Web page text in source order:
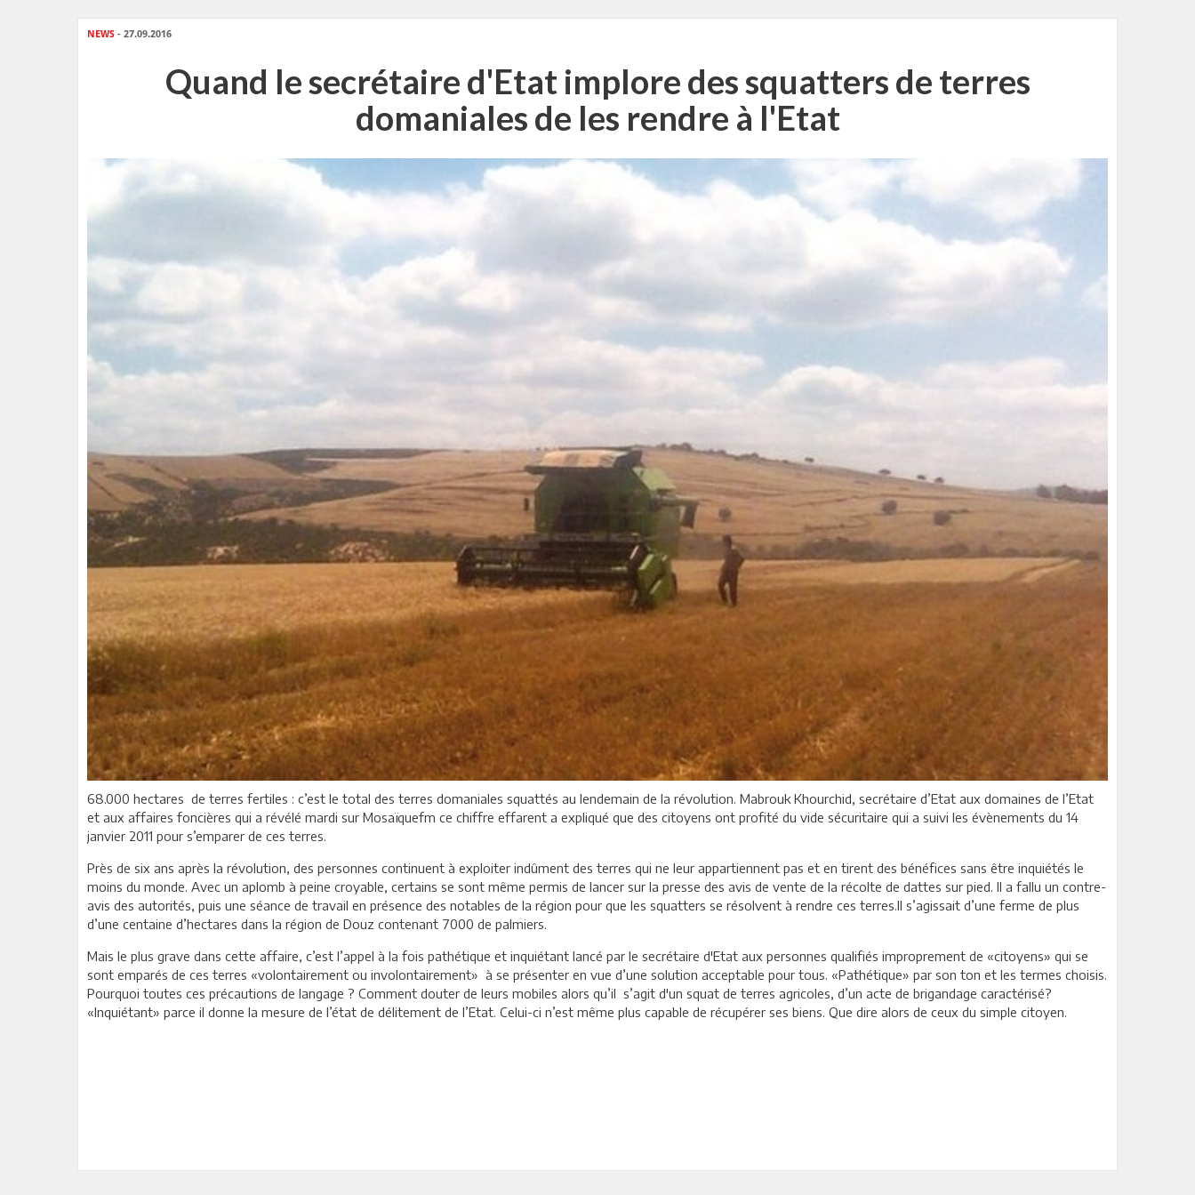
NEWS - 27.09.2016
Quand le secrétaire d'Etat implore des squatters de terres
domaniales de les rendre à l'Etat
68.000 hectares de terres fertiles : c’est le total des terres domaniales squattés au lendemain de la révolution. Mabrouk Khourchid, secrétaire d’Etat aux domaines de l’Etat
et aux affaires foncières qui a révélé mardi sur Mosaïquefm ce chiffre effarent a expliqué que des citoyens ont profité du vide sécuritaire qui a suivi les évènements du 14
janvier 2011 pour s’emparer de ces terres.
Près de six ans après la révolution, des personnes continuent à exploiter indûment des terres qui ne leur appartiennent pas et en tirent des bénéfices sans être inquiétés le
moins du monde. Avec un aplomb à peine croyable, certains se sont même permis de lancer sur la presse des avis de vente de la récolte de dattes sur pied. Il a fallu un contre-
avis des autorités, puis une séance de travail en présence des notables de la région pour que les squatters se résolvent à rendre ces terres.Il s’agissait d’une ferme de plus
d’une centaine d’hectares dans la région de Douz contenant 7000 de palmiers.
Mais le plus grave dans cette affaire, c’est l’appel à la fois pathétique et inquiétant lancé par le secrétaire d'Etat aux personnes qualifiés improprement de «citoyens» qui se
sont emparés de ces terres «volontairement ou involontairement» à se présenter en vue d’une solution acceptable pour tous. «Pathétique» par son ton et les termes choisis.
Pourquoi toutes ces précautions de langage ? Comment douter de leurs mobiles alors qu’il s’agit d'un squat de terres agricoles, d’un acte de brigandage caractérisé?
«Inquiétant» parce il donne la mesure de l’état de délitement de l’Etat. Celui-ci n’est même plus capable de récupérer ses biens. Que dire alors de ceux du simple citoyen.